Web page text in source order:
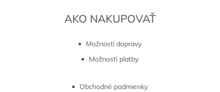
AKO NAKUPOVAŤ
Možnosti dopravy
Možnosti platby
Obchodné podmienky